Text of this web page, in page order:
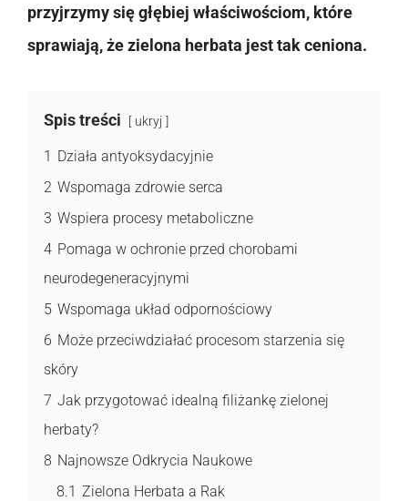
przyjrzymy się głębiej właściwościom, które
sprawiają, że zielona herbata jest tak ceniona.
Spis treści ukryj
1 Działa antyoksydacyjnie
2 Wspomaga zdrowie serca
3 Wspiera procesy metaboliczne
4 Pomaga w ochronie przed chorobami
neurodegeneracyjnymi
5 Wspomaga układ odpornościowy
6 Może przeciwdziałać procesom starzenia się
skóry
7 Jak przygotować idealną filiżankę zielonej
herbaty?
8 Najnowsze Odkrycia Naukowe
8.1 Zielona Herbata a Rak